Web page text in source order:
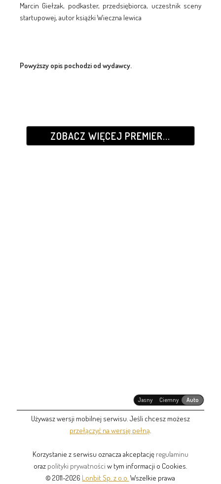
Marcin Giełzak, podkaster, przedsiębiorca, uczestnik sceny
startupowej, autor książki Wieczna lewica
Powyższy opis pochodzi od wydawcy.
ZOBACZ WIĘCEJ PREMIER...
Jasny Ciemny Auto
Używasz wersji mobilnej serwisu. Jeśli chcesz możesz
przełączyć na wersję pełną
Korzystanie z serwisu oznacza akceptację regulaminu
oraz polityki prywatności w tym informacji o Cookies.
© 2011-2026 Lonbit Sp. z o.o. Wszelkie prawa